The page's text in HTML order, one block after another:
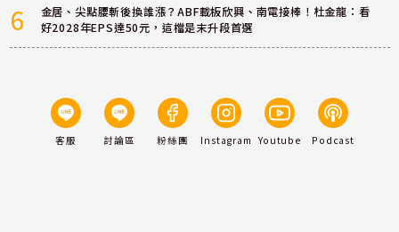
6
金居、尖點腰斬後換誰漲？ABF載板欣興、南電接棒！杜金龍：看
好2028年EPS達50元，這檔是末升段首選
客服 討論區 粉絲團 Instagram Youtube Podcast